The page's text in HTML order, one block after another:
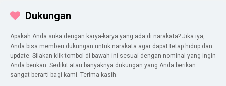
Dukungan
Apakah Anda suka dengan karya-karya yang ada di narakata? Jika iya,
Anda bisa memberi dukungan untuk narakata agar dapat tetap hidup dan
update. Silakan klik tombol di bawah ini sesuai dengan nominal yang ingin
Anda berikan. Sedikit atau banyaknya dukungan yang Anda berikan
sangat berarti bagi kami. Terima kasih.